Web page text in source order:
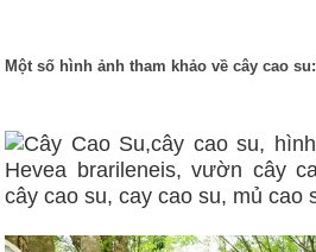
Một số hình ảnh tham khảo về cây cao su: